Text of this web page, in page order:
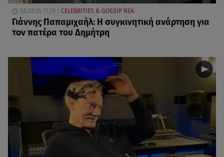
08.08.26, 11:29 CELEBRITIES & GOSSIP ΝΕΑ
Γιάννης Παπαμιχαήλ: Η συγκινητική ανάρτηση για
τον πατέρα του Δημήτρη